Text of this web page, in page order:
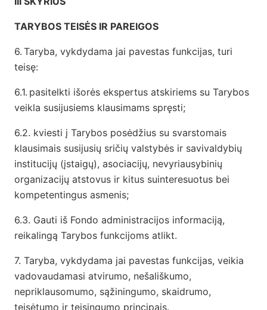
TARYBOS TEISĖS IR PAREIGOS
6. Taryba, vykdydama jai pavestas funkcijas, turi
teisę:
6.1. pasitelkti išorės ekspertus atskiriems su Tarybos
veikla susijusiems klausimams spręsti;
6.2. kviesti į Tarybos posėdžius su svarstomais
klausimais susijusių sričių valstybės ir savivaldybių
institucijų (įstaigų), asociacijų, nevyriausybinių
organizacijų atstovus ir kitus suinteresuotus bei
kompetentingus asmenis;
6.3. Gauti iš Fondo administracijos informaciją,
reikalingą Tarybos funkcijoms atlikt.
7. Taryba, vykdydama jai pavestas funkcijas, veikia
vadovaudamasi atvirumo, nešališkumo,
nepriklausomumo, sąžiningumo, skaidrumo,
teisėtumo ir teisingumo principais.